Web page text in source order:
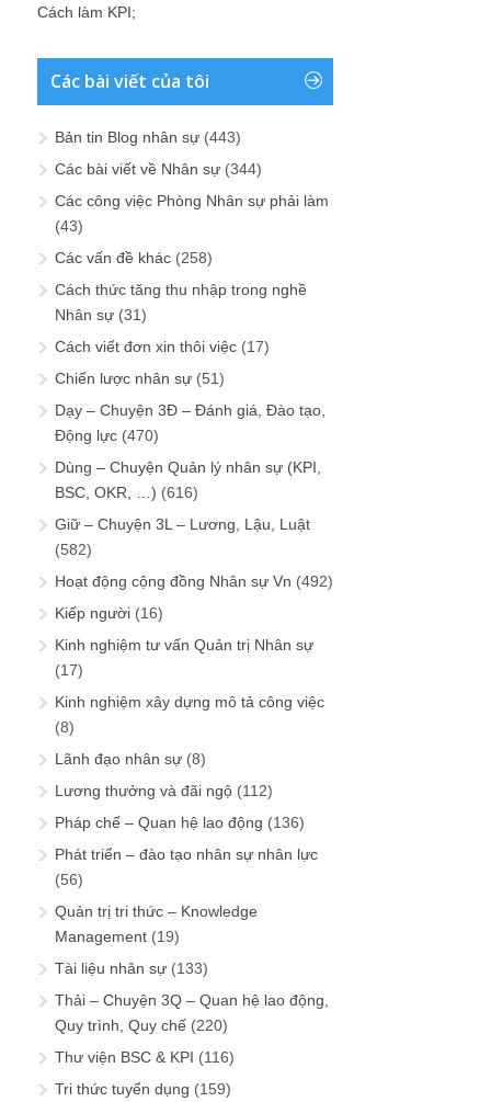
Cách làm KPI;
Các bài viết của tôi
Bản tin Blog nhân sự (443)
Các bài viết về Nhân sự (344)
Các công việc Phòng Nhân sự phải làm
(43)
Các vấn đề khác (258)
Cách thức tăng thu nhập trong nghề
Nhân sự (31)
Cách viết đơn xin thôi việc (17)
Chiến lược nhân sự (51)
Dạy – Chuyện 3Đ – Đánh giá, Đào tạo,
Động lực (470)
Dùng – Chuyện Quản lý nhân sự (KPI,
BSC, OKR, …) (616)
Giữ – Chuyện 3L – Lương, Lậu, Luật
(582)
Hoạt động cộng đồng Nhân sự Vn (492)
Kiếp người (16)
Kinh nghiệm tư vấn Quản trị Nhân sự
(17)
Kinh nghiệm xây dựng mô tả công việc
(8)
Lãnh đạo nhân sự (8)
Lương thưởng và đãi ngộ (112)
Pháp chế – Quan hệ lao động (136)
Phát triển – đào tạo nhân sự nhân lực
(56)
Quản trị tri thức – Knowledge
Management (19)
Tài liệu nhân sự (133)
Thải – Chuyện 3Q – Quan hệ lao động,
Quy trình, Quy chế (220)
Thư viện BSC & KPI (116)
Tri thức tuyển dụng (159)